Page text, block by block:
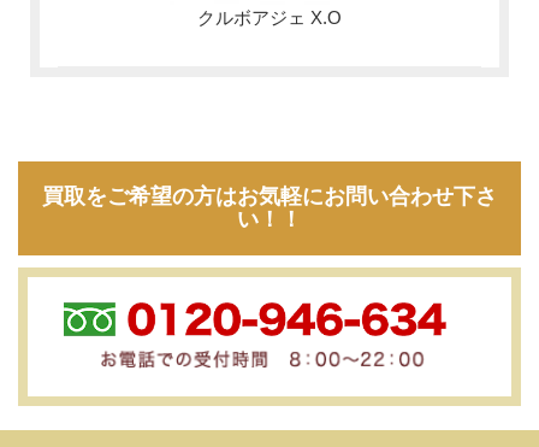
クルボアジェ X.O
買取をご希望の方はお気軽にお問い合わせ下さ
い！！